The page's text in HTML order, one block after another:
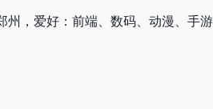
州，爱好：前端、数码、动漫、手